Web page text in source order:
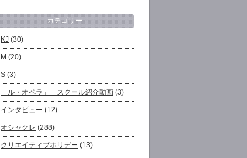
カテゴリー
KJ (30)
M (20)
S (3)
「ル・オペラ」 スクール紹介動画 (3)
インタビュー (12)
オシャクレ (288)
クリエイティブホリデー (13)